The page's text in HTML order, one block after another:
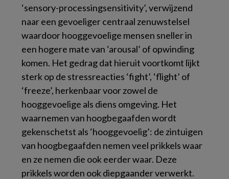
‘sensory-processingsensitivity’,verwijzend
naar een gevoeliger centraal zenuwstelsel
waardoor hooggevoelige mensen sneller in
een hogere mate van ‘arousal’ of opwinding
komen. Het gedrag dat hieruit voortkomt lijkt
sterk op de stressreacties ‘fight’, ‘flight’ of
‘freeze’, herkenbaar voor zowel de
hooggevoelige als diens omgeving. Het
waarnemen van hoogbegaafden wordt
gekenschetst als ‘hooggevoelig’: de zintuigen
van hoogbegaafden nemen veel prikkels waar
en ze nemen die ook eerder waar. Deze
prikkels worden ook diepgaander verwerkt.